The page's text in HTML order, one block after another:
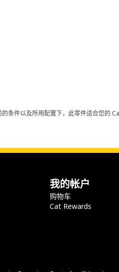
件以及所用配置下，此零件适合您的
我的帐户
购物车
Cat Rewards